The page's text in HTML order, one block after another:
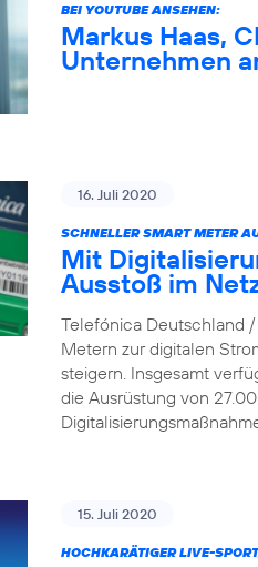
BEI YOUTUBE ANSEHEN:
Markus Haas,
Unternehmen
16. Juli 2020
SCHNELLER SMART METER
Mit
Ausstoß im
Telefónica Deutschland /
Metern zur digitalen
steigern. Insgesamt
die Ausrüstung von
15. Juli 2020
HOCHKARÄTIGER LIVE-